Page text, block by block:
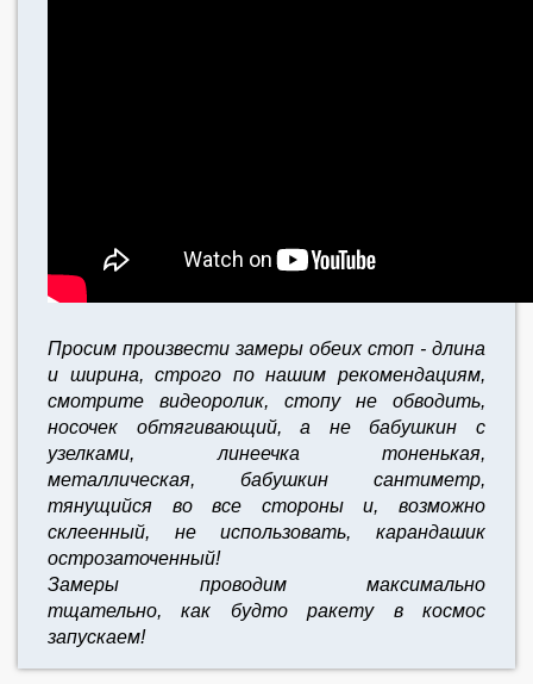
Просим произвести замеры обеих стоп - длина
и ширина, строго по нашим рекомендациям,
смотрите видеоролик, стопу не обводить,
носочек обтягивающий, а не бабушкин с
узелками, линеечка тоненькая,
металлическая, бабушкин сантиметр,
тянущийся во все стороны и, возможно
склеенный, не использовать, карандашик
острозаточенный!
Замеры проводим максимально
тщательно, как будто ракету в космос
запускаем!